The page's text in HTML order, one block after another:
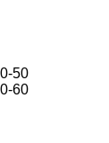
50
60